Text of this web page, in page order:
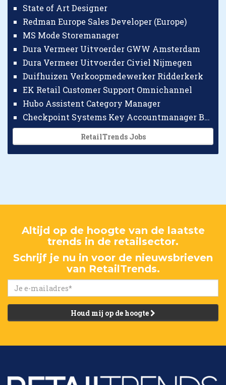
State of Art Designer
Redman Europe Sales Developer (Europe)
MS Mode Storemanager
Dura Vermeer Uitvoerder GWW Amsterdam
Dura Vermeer Uitvoerder Civiel Nijmegen
Duifhuizen Verkoopmedewerker Ridderkerk
EK Retail Customer Support Omnichannel
Hubo Assistent Category Manager
Checkpoint Systems Key Accountmanager Benelux
RetailTrends Jobs
Altijd op de hoogte van de laatste
trends in de retailsector.
Schrijf je nu in voor de nieuwsbrieven
van RetailTrends.
Houd mij op de hoogte